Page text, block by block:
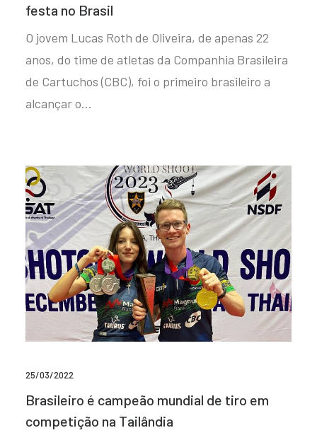
festa no Brasil
O jovem Lucas Roth de Oliveira, de apenas 22
anos, do time de atletas da Companhia Brasileira
de Cartuchos (CBC), foi o primeiro brasileiro a
alcançar o…
25/03/2022
Brasileiro é campeão mundial de tiro em
competição na Tailândia